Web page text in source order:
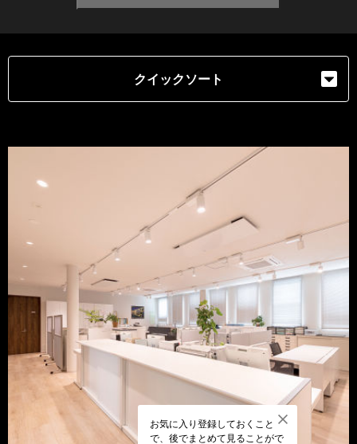
クイックソート
お気に入り登録しておくこと
で、後でまとめて見ることがで